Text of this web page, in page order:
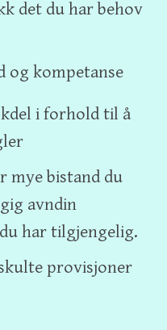
det du har behov
og kompetanse
i forhold til å
mye bistand du
avndin
har tilgjengelig.
provisjoner